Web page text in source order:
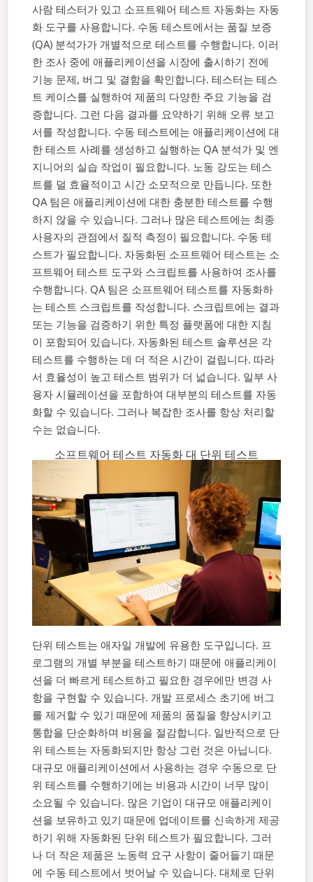
사람 테스터가 있고 소프트웨어 테스트 자동화는 자동
화 도구를 사용합니다. 수동 테스트에서는 품질 보증
(QA) 분석가가 개별적으로 테스트를 수행합니다. 이러
한 조사 중에 애플리케이션을 시장에 출시하기 전에
기능 문제, 버그 및 결함을 확인합니다. 테스터는 테스
트 케이스를 실행하여 제품의 다양한 주요 기능을 검
증합니다. 그런 다음 결과를 요약하기 위해 오류 보고
서를 작성합니다. 수동 테스트에는 애플리케이션에 대
한 테스트 사례를 생성하고 실행하는 QA 분석가 및 엔
지니어의 실습 작업이 필요합니다. 노동 강도는 테스
트를 덜 효율적이고 시간 소모적으로 만듭니다. 또한
QA 팀은 애플리케이션에 대한 충분한 테스트를 수행
하지 않을 수 있습니다. 그러나 많은 테스트에는 최종
사용자의 관점에서 질적 측정이 필요합니다. 수동 테
스트가 필요합니다. 자동화된 소프트웨어 테스트는 소
프트웨어 테스트 도구와 스크립트를 사용하여 조사를
수행합니다. QA 팀은 소프트웨어 테스트를 자동화하
는 테스트 스크립트를 작성합니다. 스크립트에는 결과
또는 기능을 검증하기 위한 특정 플랫폼에 대한 지침
이 포함되어 있습니다. 자동화된 테스트 솔루션은 각
테스트를 수행하는 데 더 적은 시간이 걸립니다. 따라
서 효율성이 높고 테스트 범위가 더 넓습니다. 일부 사
용자 시뮬레이션을 포함하여 대부분의 테스트를 자동
화할 수 있습니다. 그러나 복잡한 조사를 항상 처리할
수는 없습니다.
소프트웨어 테스트 자동화 대 단위 테스트
단위 테스트는 애자일 개발에 유용한 도구입니다. 프
로그램의 개별 부분을 테스트하기 때문에 애플리케이
션을 더 빠르게 테스트하고 필요한 경우에만 변경 사
항을 구현할 수 있습니다. 개발 프로세스 초기에 버그
를 제거할 수 있기 때문에 제품의 품질을 향상시키고
통합을 단순화하며 비용을 절감합니다. 일반적으로 단
위 테스트는 자동화되지만 항상 그런 것은 아닙니다.
대규모 애플리케이션에서 사용하는 경우 수동으로 단
위 테스트를 수행하기에는 비용과 시간이 너무 많이
소요될 수 있습니다. 많은 기업이 대규모 애플리케이
션을 보유하고 있기 때문에 업데이트를 신속하게 제공
하기 위해 자동화된 단위 테스트가 필요합니다. 그러
나 더 작은 제품은 노동력 요구 사항이 줄어들기 때문
에 수동 테스트에서 벗어날 수 있습니다.대체로 단위